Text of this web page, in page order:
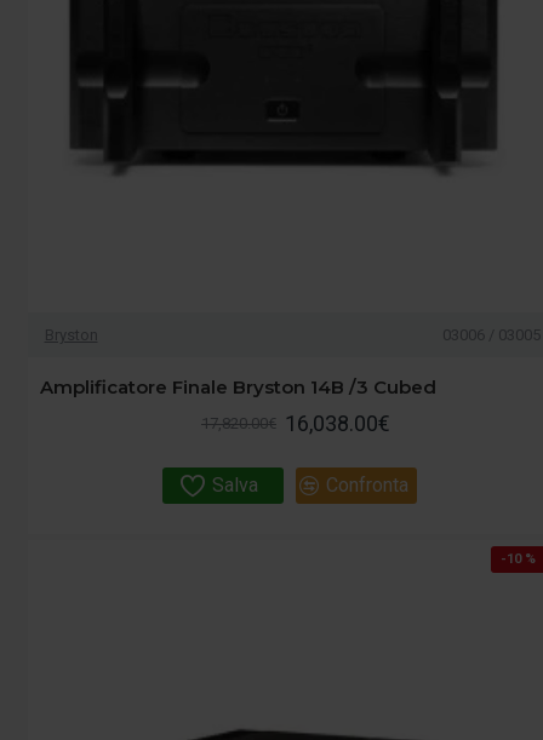
Bryston 03006 / 03005
Amplificatore Finale Bryston 14B /3 Cubed
16,038.00€
17,820.00€
Salva Confronta
-10 %